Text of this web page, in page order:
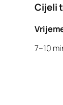
Cijeli
7–10